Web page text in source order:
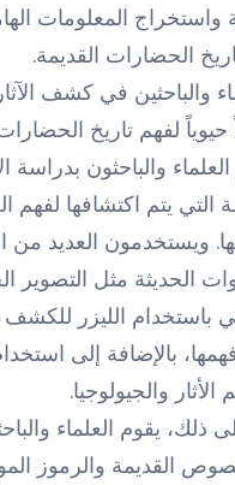
واستخراج المعلومات
الحضارات القديمة.
والباحثين في كشف الآثار
لفهم تاريخ
والباحثون بدراسة
التي يتم اكتشافها لفهم
ويستخدمون العديد من
الحديثة مثل التصوير
باستخدام الليزر للكشف
بالإضافة إلى
والجيولوجيا.
ذلك، يقوم العلماء
القديمة والرموز